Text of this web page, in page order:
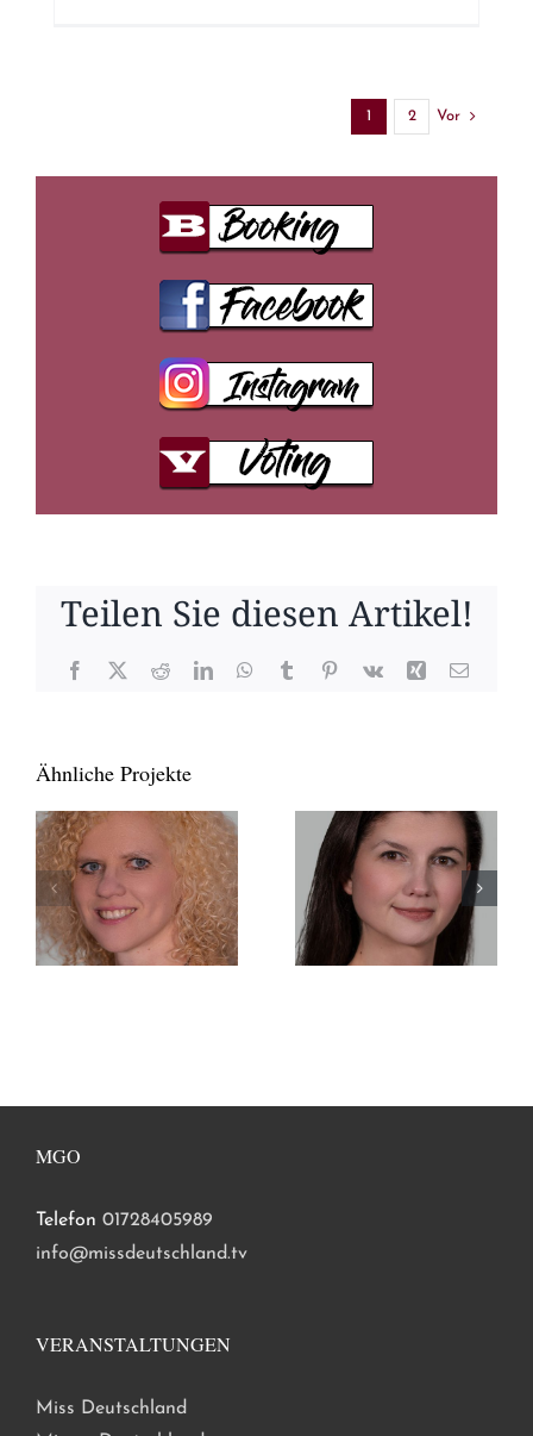
1 2 Vor
Teilen Sie diesen Artikel!
Facebook
X RedditLinkedInWhatsApp
TumblrPinterest
Vk Xing E-
Ähnliche Projekte
MGO
Telefon 01728405989
info@missdeutschland.tv
VERANSTALTUNGEN
Miss Deutschland